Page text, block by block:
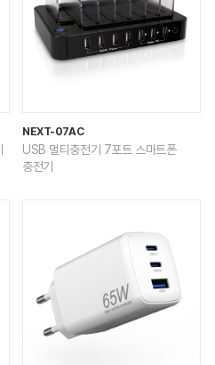
NEXT-07AC
USB 멀티충전기 7포트 스마트폰
충전기